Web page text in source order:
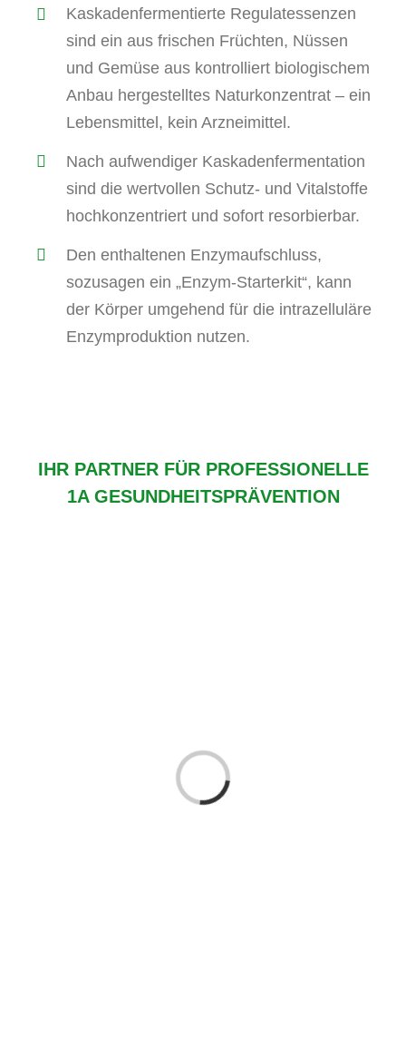
Kaskadenfermentierte Regulatessenzen
sind ein aus frischen Früchten, Nüssen
und Gemüse aus kontrolliert biologischem
Anbau hergestelltes Naturkonzentrat – ein
Lebensmittel, kein Arzneimittel.
Nach aufwendiger Kaskadenfermentation
sind die wertvollen Schutz- und Vitalstoffe
hochkonzentriert und sofort resorbierbar.
Den enthaltenen Enzymaufschluss,
sozusagen ein „Enzym-Starterkit“, kann
der Körper umgehend für die intrazelluläre
Enzymproduktion nutzen.
IHR PARTNER FÜR PROFESSIONELLE
1A GESUNDHEITSPRÄVENTION
Laden...